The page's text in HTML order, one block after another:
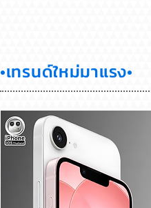
•เทรนด์ใหม่มาแรง•